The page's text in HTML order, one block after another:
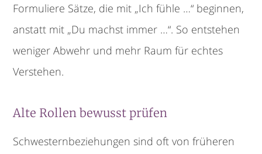
Formuliere Sätze, die mit „Ich fühle …“ beginnen,
anstatt mit „Du machst immer …“. So entstehen
weniger Abwehr und mehr Raum für echtes
Verstehen.
Alte Rollen bewusst prüfen
Schwesternbeziehungen sind oft von früheren